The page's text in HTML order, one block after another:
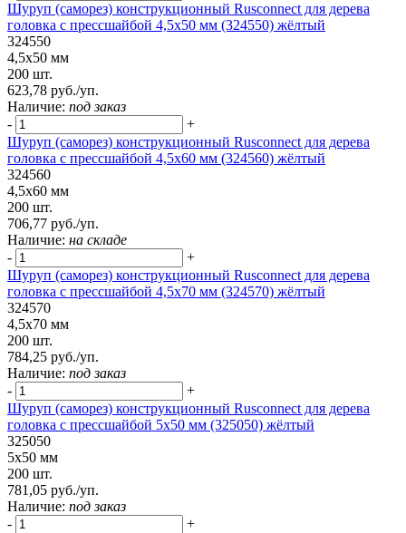
Шуруп (саморез) конструкционный Rusconnect для дерева
головка с прессшайбой 4,5х50 мм (324550) жёлтый
324550
4,5х50 мм
200 шт.
623,78 руб./уп.
Наличие: под заказ
-
+
Шуруп (саморез) конструкционный Rusconnect для дерева
головка с прессшайбой 4,5х60 мм (324560) жёлтый
324560
4,5х60 мм
200 шт.
706,77 руб./уп.
Наличие: на складе
-
+
Шуруп (саморез) конструкционный Rusconnect для дерева
головка с прессшайбой 4,5х70 мм (324570) жёлтый
324570
4,5х70 мм
200 шт.
784,25 руб./уп.
Наличие: под заказ
-
+
Шуруп (саморез) конструкционный Rusconnect для дерева
головка с прессшайбой 5х50 мм (325050) жёлтый
325050
5х50 мм
200 шт.
781,05 руб./уп.
Наличие: под заказ
-
+